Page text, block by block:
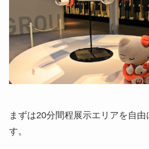
まずは20分間程展示エリアを自由
す。